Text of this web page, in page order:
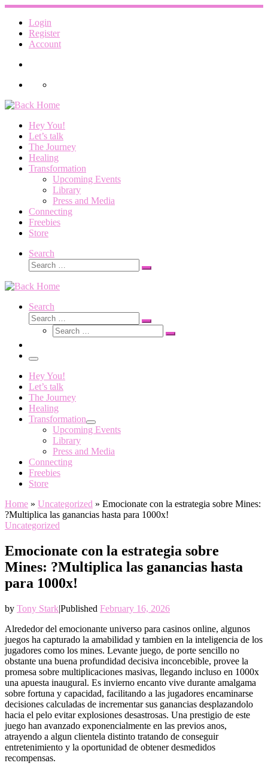
Skip
content
Login
Register
Account
Hey You!
Let’s talk
The Journey
Healing
Transformation
Upcoming Events
Library
Press and Media
Connecting
Freebies
Store
Search
Search
Search
Search
Search
Search
Search
Search
Menu
Hey You!
Let’s talk
The Journey
Healing
Transformation
Upcoming Events
Library
Press and Media
Connecting
Freebies
Store
Home » Uncategorized » Emocionate con la estrategia sobre Mines:
?Multiplica las ganancias hasta para 1000x!
Uncategorized
Emocionate con la estrategia sobre
Mines: ?Multiplica las ganancias hasta
para 1000x!
by Tony Stark|Published February 16, 2026
Alrededor del emocionante universo para casinos online, algunos
juegos ha capturado la amabilidad y tambien en la inteligencia de los
jugadores como los mines. Levante juego, de porte sencillo no
obstante una buena profundidad decisiva inconcebible, provee la
promesa sobre multiplicaciones masivas, llegando incluso en 1000x
una apuesta inaugural. Es invierno encanto vive durante amalgama
sobre fortuna y capacidad, facilitando a las jugadores encaminarse
decisiones calculadas de incrementar sus ganancias desplazandolo
hacia el pelo evitar explosiones desastrosas. Una prestigio de este
juego han avanzado exponencialmente en las previos anos,
atrayendo a algun clientela distinto tratando de conseguir
entretenimiento y la oportunidad de obtener desmedidos
recompensas.